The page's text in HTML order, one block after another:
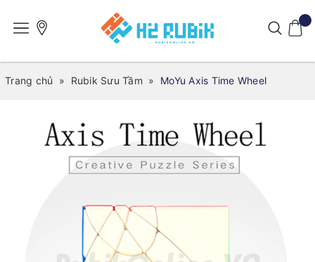
Trang chủ » Rubik Sưu Tầm » MoYu Axis Time Wheel